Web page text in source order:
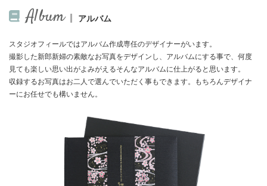
Album アルバム
スタジオフィールではアルバム作成専任のデザイナーがいます。
撮影した新郎新婦の素敵なお写真をデザインし、アルバムにする事で、何度
見ても楽しい思い出がよみがえるそんなアルバムに仕上がると思います。
収録するお写真はお二人で選んでいただく事もできます。もちろんデザイナ
ーにお任せでも構いません。